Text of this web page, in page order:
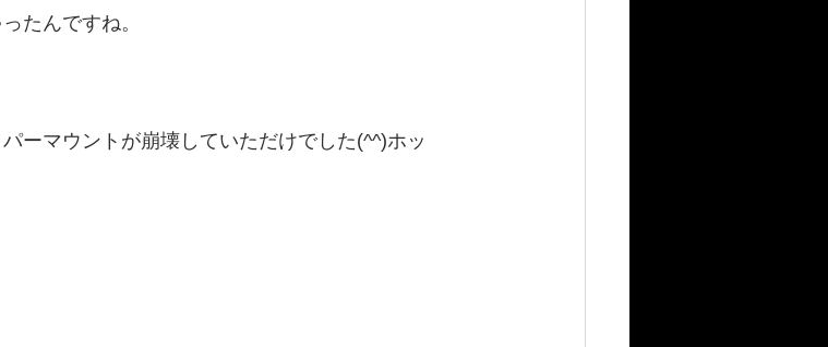
たんですね。
ーマウントが崩壊していただけでした(^^)ホッ